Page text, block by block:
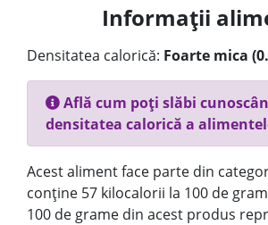
Informații
Densitatea calorică: Foarte mica
Află cum poți slăbi
densitatea calorică a
Acest aliment face parte din
conține 57 kilocalorii la 100 de
100 de grame din acest produs